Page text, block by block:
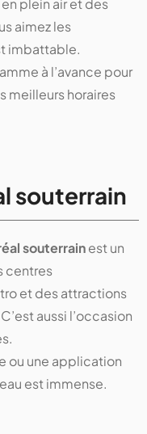
plein air et des
aimez les
imbattable.
à l’avance pour
meilleurs horaires
souterrain
souterrainest un
centres
et des attractions
aussi l’occasion
ou une application
est immense.